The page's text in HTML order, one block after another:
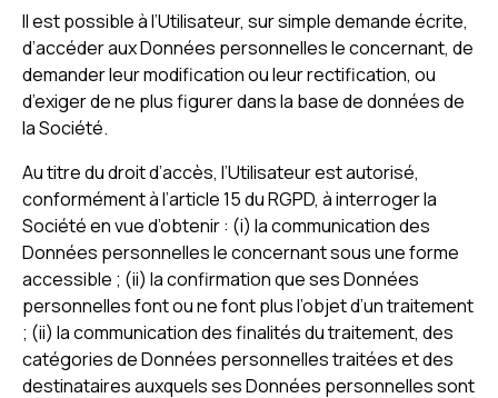
Il est possible à l’Utilisateur, sur simple demande écrite,
d’accéder aux Données personnelles le concernant, de
demander leur modification ou leur rectification, ou
d’exiger de ne plus figurer dans la base de données de
la Société.
Au titre du droit d’accès, l’Utilisateur est autorisé,
conformément à l’article 15 du RGPD, à interroger la
Société en vue d’obtenir : (i) la communication des
Données personnelles le concernant sous une forme
accessible ; (ii) la confirmation que ses Données
personnelles font ou ne font plus l’objet d’un traitement
; (ii) la communication des finalités du traitement, des
catégories de Données personnelles traitées et des
destinataires auxquels ses Données personnelles sont